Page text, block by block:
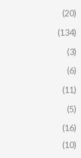
(20)
(134)
(3)
(6)
(11)
(5)
(16)
(10)